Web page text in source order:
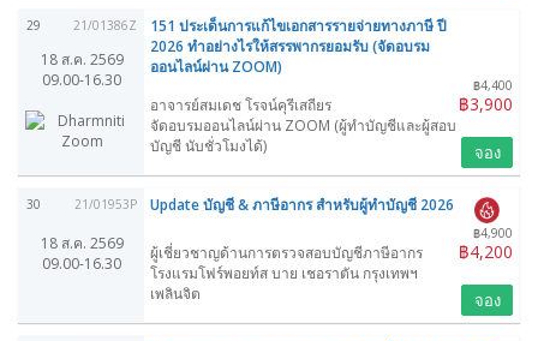
29 21/01386Z
18 ส.ค. 2569
09.00-16.30
151 ประเด็นการแก้ไขเอกสารรายจ่ายทางภาษี ปี
2026 ทำอย่างไรให้สรรพากรยอมรับ (จัดอบรม
ออนไลน์ผ่าน ZOOM)
฿4,400
฿3,900
อาจารย์สมเดช โรจน์คุรีเสถียร
จัดอบรมออนไลน์ผ่าน ZOOM (ผู้ทำบัญชีและผู้สอบ
บัญชี นับชั่วโมงได้)
จอง
30 21/01953P
18 ส.ค. 2569
09.00-16.30
Update บัญชี & ภาษีอากร สำหรับผู้ทำบัญชี 2026
฿4,900
฿4,200
ผู้เชี่ยวชาญด้านการตรวจสอบบัญชีภาษีอากร
โรงแรมโฟร์พอยท์ส บาย เชอราตัน กรุงเทพฯ
เพลินจิต
จอง